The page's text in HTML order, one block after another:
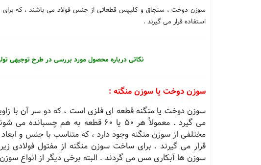
سوزن دوخت ، سنجاق و کلیپس قطعاتی از جنس فولاد می باشند ، که برای
استفاده قرار می گیرند .
نکاتی درباره محصول مورد بررسی در طرح توجیهی
سوزن دوخت یا سوزن منگنه :
سوزن دوخت یا منگنه قطعه ای فلزی است ، كه دو سر آن با
می گیرد . معمولاً هر 50 یا 60 قطعه به
مختلفی از سوزن منگنه وجود دارد ، كه متناسب با جنس و
قرار می گیرند . برای ساخت سوزن منگنه از مفتول فولادی
سوزن ها آبكاری مس می گردند . البته برخی دیگر از انواع